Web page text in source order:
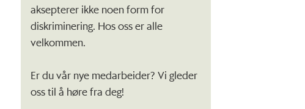
aksepterer ikke noen form for
diskriminering. Hos oss er alle
velkommen.
Er du vår nye medarbeider? Vi gleder
oss til å høre fra deg!